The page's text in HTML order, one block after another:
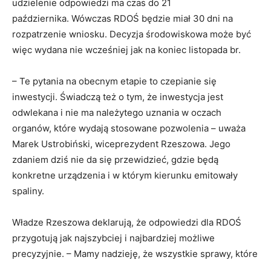
udzielenie odpowiedzi ma czas do 21
października. Wówczas RDOŚ będzie miał 30 dni na
rozpatrzenie wniosku. Decyzja środowiskowa może być
więc wydana nie wcześniej jak na koniec listopada br.
– Te pytania na obecnym etapie to czepianie się
inwestycji. Świadczą też o tym, że inwestycja jest
odwlekana i nie ma należytego uznania w oczach
organów, które wydają stosowane pozwolenia – uważa
Marek Ustrobiński, wiceprezydent Rzeszowa. Jego
zdaniem dziś nie da się przewidzieć, gdzie będą
konkretne urządzenia i w którym kierunku emitowały
spaliny.
Władze Rzeszowa deklarują, że odpowiedzi dla RDOŚ
przygotują jak najszybciej i najbardziej możliwe
precyzyjnie. – Mamy nadzieję, że wszystkie sprawy, które